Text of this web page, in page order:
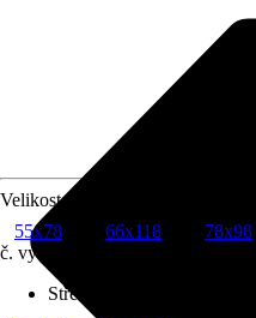
Velikost (šxv) v cm
55x78
66x118 78x98
č. výrobku
Střešní lemování vhodné pro